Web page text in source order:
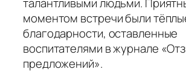
моментом встречи были
благодарности, оставленные
воспитателями в журнале
предложений».